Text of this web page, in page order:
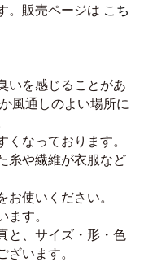
。販売ページは こち
いを感じることがあ
風通しのよい場所に
なっております。
糸や繊維が衣服など
使いください。
す。
と、サイズ・形・色
ざいます。